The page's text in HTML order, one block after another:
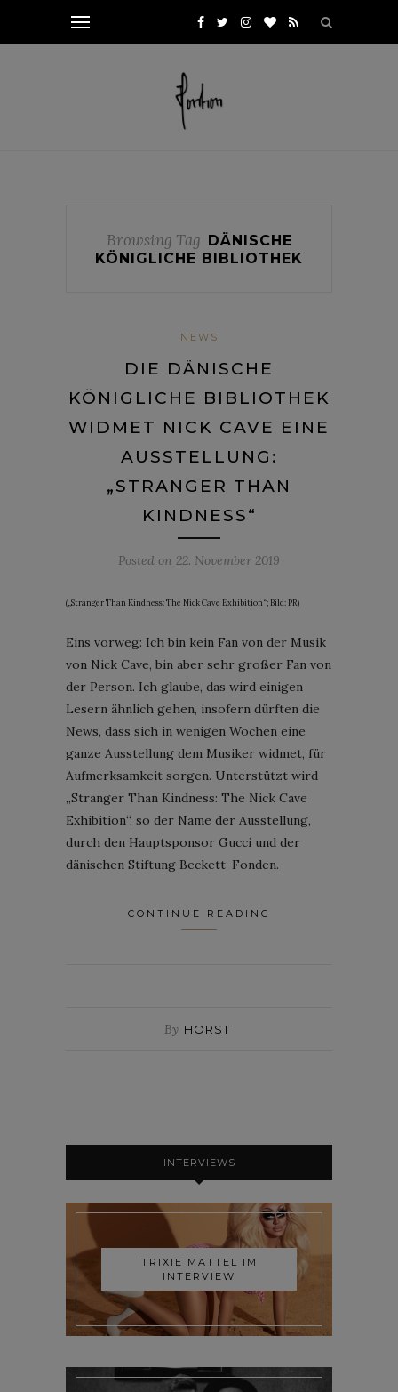
Browsing Tag DÄNISCHE
KÖNIGLICHE BIBLIOTHEK
NEWS
DIE DÄNISCHE
KÖNIGLICHE BIBLIOTHEK
WIDMET NICK CAVE EINE
AUSSTELLUNG:
„STRANGER THAN
KINDNESS“
Posted on 22. November 2019
(„Stranger Than Kindness: The Nick Cave Exhibition“; Bild: PR)
Eins vorweg: Ich bin kein Fan von der Musik
von Nick Cave, bin aber sehr großer Fan von
der Person. Ich glaube, das wird einigen
Lesern ähnlich gehen, insofern dürften die
News, dass sich in wenigen Wochen eine
ganze Ausstellung dem Musiker widmet, für
Aufmerksamkeit sorgen. Unterstützt wird
„Stranger Than Kindness: The Nick Cave
Exhibition“, so der Name der Ausstellung,
durch den Hauptsponsor Gucci und der
dänischen Stiftung Beckett-Fonden.
CONTINUE READING
By HORST
INTERVIEWS
TRIXIE MATTEL IM
INTERVIEW